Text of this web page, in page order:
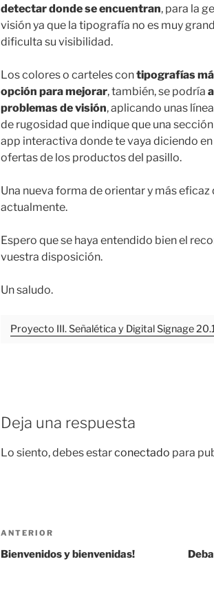
detectar donde se encuentran, para la
visión ya que la tipografía no es muy
dificulta su visibilidad.
Los colores o carteles contipografías
opción para mejorar, también, se podría
problemas de visión, aplicando unas
de rugosidad que indique que una
app interactiva donde te vaya diciendo
ofertas de los productos del pasillo.
Una nueva forma de orientar y más eficaz
actualmente.
Espero que se haya entendido bien el
vuestra disposición.
Un saludo.
Proyecto III. Señalética y Digital Signage
Deja una respuesta
Lo siento, debes estarconectado para
Navegación
de
Entrada
anterior:
ANTERIOR
Bienvenidos y bienvenidas!